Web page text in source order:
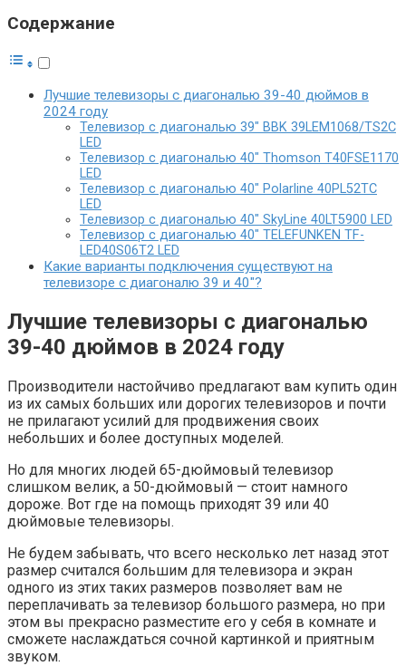
Содержание
Лучшие телевизоры с диагональю 39-40 дюймов в
2024 году
Телевизор с диагональю 39″ BBK 39LEM1068/TS2C
LED
Телевизор с диагональю 40″ Thomson T40FSE1170
LED
Телевизор с диагональю 40″ Polarline 40PL52TC
LED
Телевизор с диагональю 40″ SkyLine 40LT5900 LED
Телевизор с диагональю 40″ TELEFUNKEN TF-
LED40S06T2 LED
Какие варианты подключения существуют на
телевизоре с диагоналю 39 и 40″?
Лучшие телевизоры с диагональю
39-40 дюймов в 2024 году
Производители настойчиво предлагают вам купить один
из их самых больших или дорогих телевизоров и почти
не прилагают усилий для продвижения своих
небольших и более доступных моделей.
Но для многих людей 65-дюймовый телевизор
слишком велик, а 50-дюймовый — стоит намного
дороже. Вот где на помощь приходят 39 или 40
дюймовые телевизоры.
Не будем забывать, что всего несколько лет назад этот
размер считался большим для телевизора и экран
одного из этих таких размеров позволяет вам не
переплачивать за телевизор большого размера, но при
этом вы прекрасно разместите его у себя в комнате и
сможете наслаждаться сочной картинкой и приятным
звуком.